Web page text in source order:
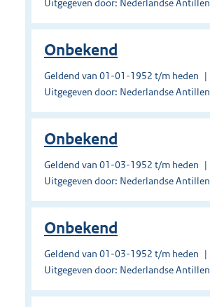
Uitgegeven door: Nederlandse Antillen
Onbekend
Geldend van 01-01-1952 t/m heden
Uitgegeven door: Nederlandse Antillen
Onbekend
Geldend van 01-03-1952 t/m heden
Uitgegeven door: Nederlandse Antillen
Onbekend
Geldend van 01-03-1952 t/m heden
Uitgegeven door: Nederlandse Antillen